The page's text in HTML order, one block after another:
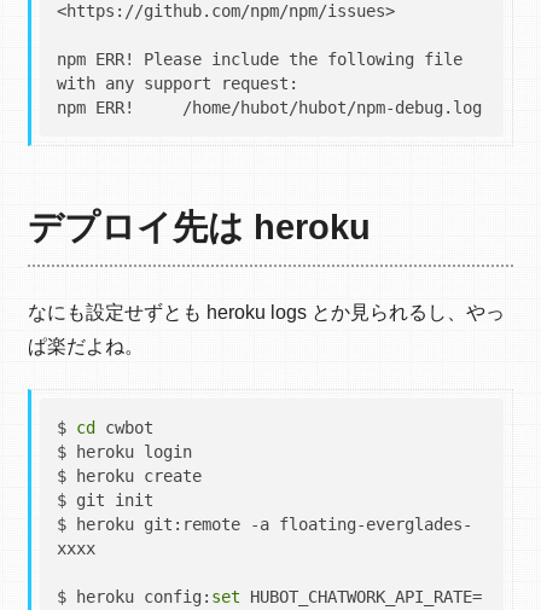
<https://github.com/npm/npm/issues>
npm ERR! Please include the following file
with any support request:
デプロイ先は heroku
なにも設定せずとも heroku logs とか見られるし、やっ
ぱ楽だよね。
$ cd cwbot
$ heroku login
$ heroku create
$ git init
$ heroku git:remote -a floating-everglades-
xxxx
$ heroku config: set HUBOT_CHATWORK_API_RATE=